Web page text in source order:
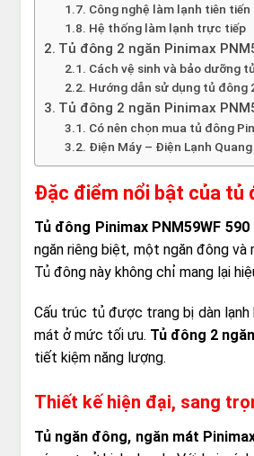
Công nghệ làm lạnh tiên tiến
Hệ thống làm lạnh trực tiếp
Tủ đông 2 ngăn Pinimax
Cách vệ sinh và bảo dưỡng
Hướng dẫn sử dụng tủ đông
Tủ đông 2 ngăn Pinimax
Có nên chọn mua tủ đông
Điện Máy – Điện Lạnh
Đặc điểm nổi bật của tủ
Tủ đông Pinimax PNM59WF 590
ngăn riêng biệt, một ngăn đông
Tủ đông này không chỉ mang lại
Cấu trúc tủ được trang bị dàn
mát ở mức tối ưu. Tủ đông 2
tiết kiệm năng lượng.
Thiết kế hiện đại, sang
Tủ ngăn đông, ngăn mát